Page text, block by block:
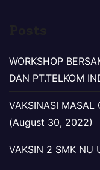
WORKSHOP
DAN PT.TELKOM
VAKSINASI MASAL
(August 30, 2022)
VAKSIN 2 SMK NU